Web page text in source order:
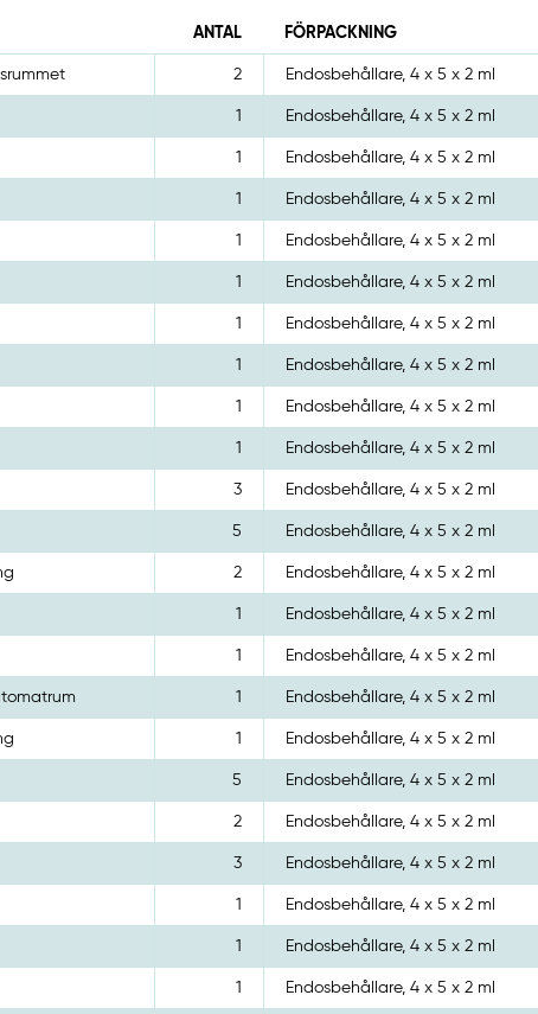
ANTAL FÖRPACKNING
2 Endosbehållare, 4 x 5 x 2 ml
1 Endosbehållare, 4 x 5 x 2 ml
1 Endosbehållare, 4 x 5 x 2 ml
1 Endosbehållare, 4 x 5 x 2 ml
1 Endosbehållare, 4 x 5 x 2 ml
1 Endosbehållare, 4 x 5 x 2 ml
1 Endosbehållare, 4 x 5 x 2 ml
1 Endosbehållare, 4 x 5 x 2 ml
1 Endosbehållare, 4 x 5 x 2 ml
1 Endosbehållare, 4 x 5 x 2 ml
3 Endosbehållare, 4 x 5 x 2 ml
5 Endosbehållare, 4 x 5 x 2 ml
2 Endosbehållare, 4 x 5 x 2 ml
1 Endosbehållare, 4 x 5 x 2 ml
1 Endosbehållare, 4 x 5 x 2 ml
1 Endosbehållare, 4 x 5 x 2 ml
1 Endosbehållare, 4 x 5 x 2 ml
5 Endosbehållare, 4 x 5 x 2 ml
2 Endosbehållare, 4 x 5 x 2 ml
3 Endosbehållare, 4 x 5 x 2 ml
1 Endosbehållare, 4 x 5 x 2 ml
1 Endosbehållare, 4 x 5 x 2 ml
1 Endosbehållare, 4 x 5 x 2 ml